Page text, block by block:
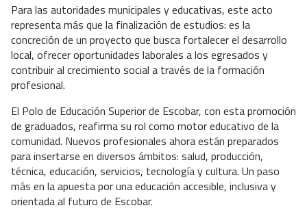
Para las autoridades municipales y educativas, este acto
representa más que la finalización de estudios: es la
concreción de un proyecto que busca fortalecer el desarrollo
local, ofrecer oportunidades laborales a los egresados y
contribuir al crecimiento social a través de la formación
profesional.
El Polo de Educación Superior de Escobar, con esta promoción
de graduados, reafirma su rol como motor educativo de la
comunidad. Nuevos profesionales ahora están preparados
para insertarse en diversos ámbitos: salud, producción,
técnica, educación, servicios, tecnología y cultura. Un paso
más en la apuesta por una educación accesible, inclusiva y
orientada al futuro de Escobar.